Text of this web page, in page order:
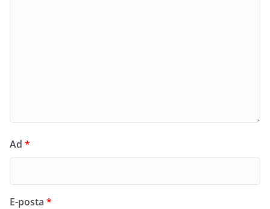
Ad *
E-posta *